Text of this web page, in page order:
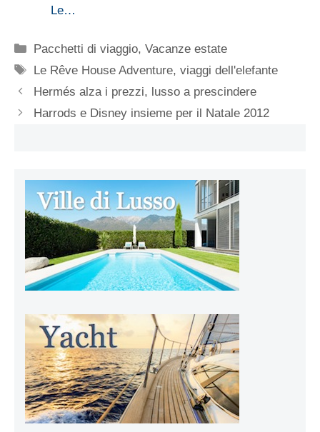
Le…
Categorie
Pacchetti di viaggio,Vacanze estate
Tag
Le Rêve House Adventure,viaggi dell'elefante
Hermés alza i prezzi, lusso a prescindere
Harrods e Disney insieme per il Natale 2012